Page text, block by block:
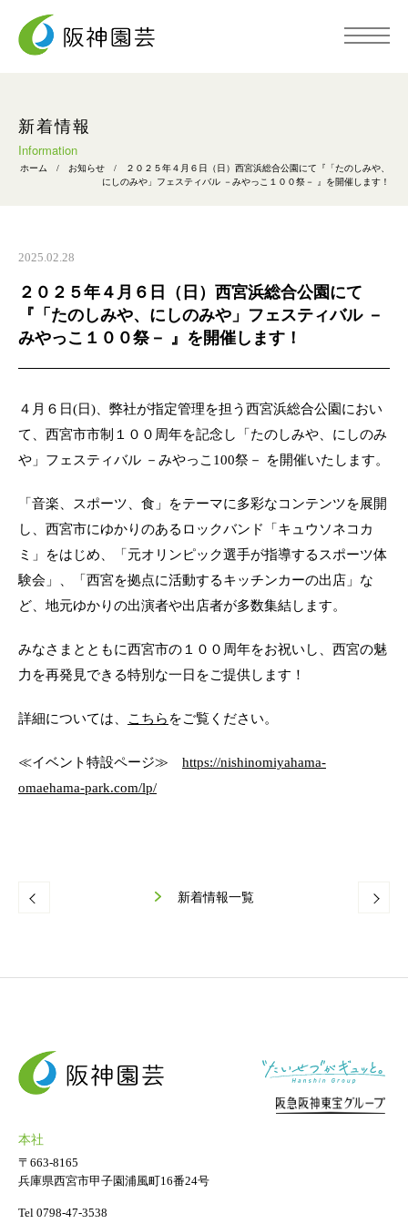
阪神園芸について
施工事例
新着情報
本社
法人ギフト用胡蝶蘭
プライバシーポリシー
新着情報
Information
ホーム / お知らせ /
２０２５年４月６日（日）西宮浜総合公園にて『「たのしみや、
にしのみや」フェスティバル －みやっこ１００祭－ 』を開催します！
2025.02.28
２０２５年４月６日（日）西宮浜総合公園にて
『「たのしみや、にしのみや」フェスティバル －
みやっこ１００祭－ 』を開催します！
４月６日(日)、弊社が指定管理を担う西宮浜総合公園におい
て、西宮市市制１００周年を記念し「たのしみや、にしのみ
や」フェスティバル －みやっこ100祭－ を開催いたします。
「音楽、スポーツ、食」をテーマに多彩なコンテンツを展開
し、西宮市にゆかりのあるロックバンド「キュウソネコカ
ミ」をはじめ、「元オリンピック選手が指導するスポーツ体
験会」、「西宮を拠点に活動するキッチンカーの出店」な
ど、地元ゆかりの出演者や出店者が多数集結します。
みなさまとともに西宮市の１００周年をお祝いし、西宮の魅
力を再発見できる特別な一日をご提供します！
詳細については、 こちら をご覧ください。
≪イベント特設ページ≫ https://nishinomiyahama-
omaehama-park.com/lp/
新着情報一覧
本社
〒663-8165
兵庫県西宮市甲子園浦風町16番24号
Tel 0798-47-3538